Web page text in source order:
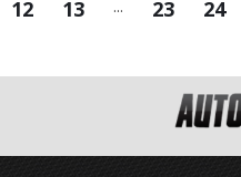
12 13 ... 23 24